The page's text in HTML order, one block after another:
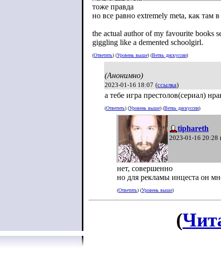
тоже правда
но все равно extremely meta, как там
the actual author of my favourite books
giggling like a demented schoolgirl.
(Ответить) (Уровень выше) (Ветвь дискуссии)
(Анонимно)
2023-01-16 18:07 (ссылка)
а тебе игра престолов(сериал)
(Ответить) (Уровень выше) (Ветвь дискуссии)
tiphareth
2023-01-16 20:28
нет, совершенно
но для рекламы инцеста он
(Ответить) (Уровень выше)
(